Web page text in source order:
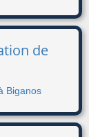
de
Biganos